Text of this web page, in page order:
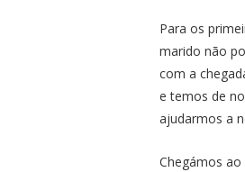
Para os
marido não
com a
e temos de
ajudarmos a
Chegámos